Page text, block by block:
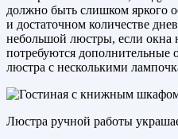
должно быть слишком яркого
и достаточном количестве
небольшой люстры, если окна
потребуются дополнительные
люстра с несколькими
Люстра ручной работы